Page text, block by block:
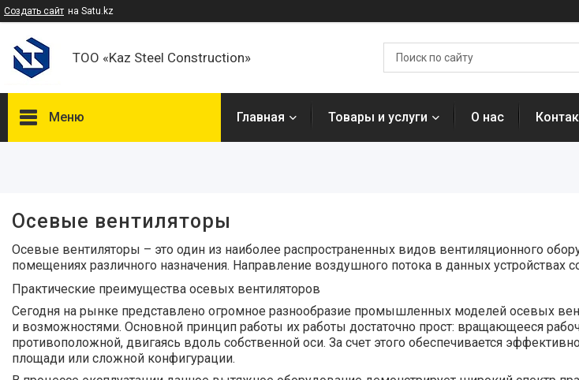
Создать сайт на Satu.kz
ТОО «Kaz Steel Construction»
Меню
Да 9
Производитель
Электромотор 6
Главная Товары и услуги О нас
Осевые вентиляторы
Осевые вентиляторы – это один из наиболее распространенных видов вентиляционного
помещениях различного назначения. Направление воздушного потока в данных устройствах
Практические преимущества осевых вентиляторов
Сегодня на рынке представлено огромное разнообразие промышленных моделей осевых
и возможностями. Основной принцип работы их работы достаточно прост: вращающееся
противоположной, двигаясь вдоль собственной оси. За счет этого обеспечивается
площади или сложной конфигурации.